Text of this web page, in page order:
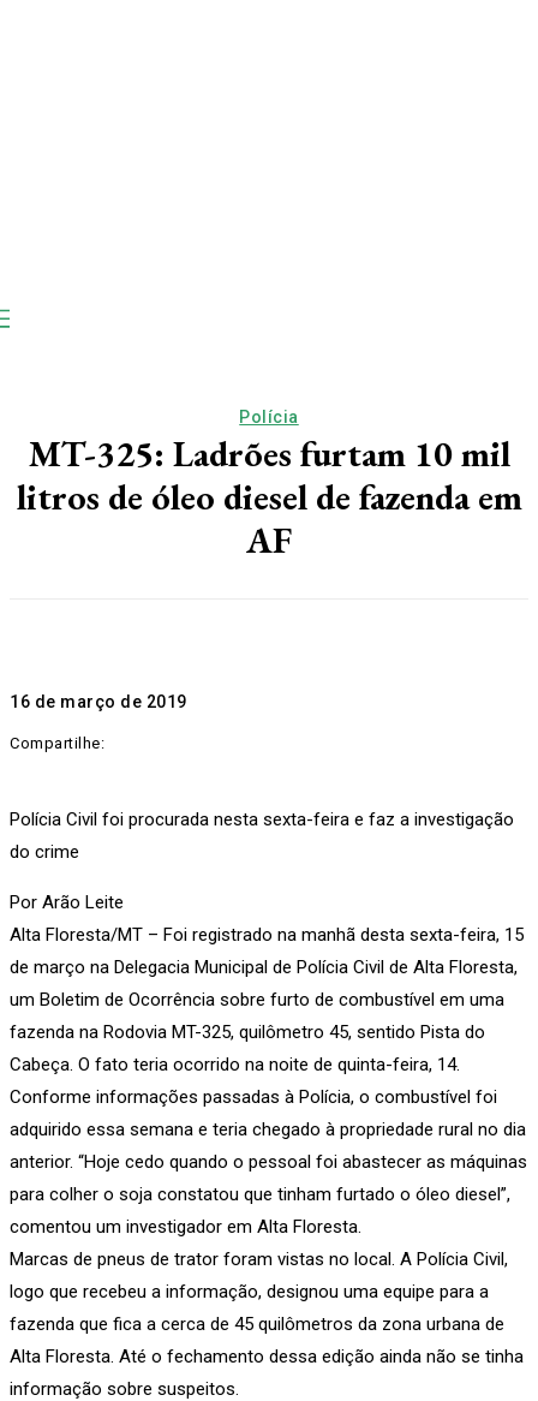
Polícia
MT-325: Ladrões furtam 10 mil
litros de óleo diesel de fazenda em
AF
16 de março de 2019
Compartilhe:
Polícia Civil foi procurada nesta sexta-feira e faz a investigação
do crime
Por Arão Leite
Alta Floresta/MT – Foi registrado na manhã desta sexta-feira, 15
de março na Delegacia Municipal de Polícia Civil de Alta Floresta,
um Boletim de Ocorrência sobre furto de combustível em uma
fazenda na Rodovia MT-325, quilômetro 45, sentido Pista do
Cabeça. O fato teria ocorrido na noite de quinta-feira, 14.
Conforme informações passadas à Polícia, o combustível foi
adquirido essa semana e teria chegado à propriedade rural no dia
anterior. “Hoje cedo quando o pessoal foi abastecer as máquinas
para colher o soja constatou que tinham furtado o óleo diesel”,
comentou um investigador em Alta Floresta.
Marcas de pneus de trator foram vistas no local. A Polícia Civil,
logo que recebeu a informação, designou uma equipe para a
fazenda que fica a cerca de 45 quilômetros da zona urbana de
Alta Floresta. Até o fechamento dessa edição ainda não se tinha
informação sobre suspeitos.